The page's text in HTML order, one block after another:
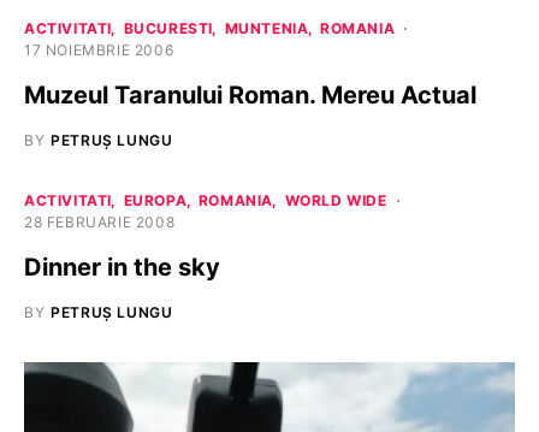
ACTIVITATI BUCURESTI MUNTENIA
ROMANIA
17 NOIEMBRIE 2006
Muzeul Taranului Roman. Mereu Actual
BY PETRUȘ LUNGU
ACTIVITATI EUROPA ROMANIA
WORLD WIDE
28 FEBRUARIE 2008
Dinner in the sky
BY PETRUȘ LUNGU